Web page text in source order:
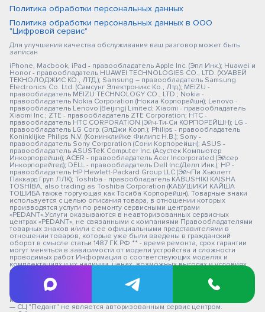
Политика обработки персональных данных
Политика обработки персональных данных в ООО
"Цифровой сервис"
Для улучшения качества обслуживания ваш разговор может быть
записан
iPhone, Macbook, iPad - правообладатель Apple Inc. (Эпл Инк.); Huawei и
Honor - правообладатель HUAWEI TECHNOLOGIES CO., LTD. (ХУАВЕЙ
ТЕКНОЛОДЖИС КО., ЛТД.); Samsung – правообладатель Samsung
Electronics Co. Ltd. (Самсунг Электроникс Ко., Лтд.); MEIZU -
правообладатель MEIZU TECHNOLOGY CO., LTD.; Nokia -
правообладатель Nokia Corporation (Нокиа Корпорейшн); Lenovo -
правообладатель Lenovo (Beijing) Limited; Xiaomi - правообладатель
Xiaomi Inc.; ZTE - правообладатель ZTE Corporation; HTC -
правообладатель HTC CORPORATION (Эйч-Ти-Си КОРПОРЕЙШН); LG -
правообладатель LG Corp. (ЭлДжи Корп.); Philips - правообладатель
Koninklijke Philips N.V. (Конинклийке Филипс Н.В.); Sony -
правообладатель Sony Corporation (Сони Корпорейшн); ASUS -
правообладатель ASUSTeK Computer Inc. (Асустек Компьютер
Инкорпорейшн); ACER - правообладатель Acer Incorporated (Эйсер
Инкорпорейтед); DELL - правообладатель Dell Inc.(Делл Инк.); HP -
правообладатель HP Hewlett-Packard Group LLC (ЭйчПи Хьюлетт
Паккард Груп ЛЛК); Toshiba - правообладатель KABUSHIKI KAISHA
TOSHIBA, also trading as Toshiba Corporation (КАБУШИКИ КАЙША
ТОШИБА также торгующая как Тосиба Корпорейшн). Товарные знаки
используется с целью описания товара, в отношении которых
производятся услуги по ремонту сервисными центрами
«PEDANT».Услуги оказываются в неавторизованных сервисных
центрах «PEDANT», не связанными с компаниями Правообладателями
товарных знаков и/или с ее официальными представителями в
отношении товаров, которые уже были введены в гражданский
оборот в смысле статьи 1487 ГК РФ ** - время ремонта, срок гарантии
могут меняться в зависимости от модели устройства и сложности
проводимых работ Информация о соответствующих моделях и
комплектациях и их наличии, ценах, возможных выгодах и условиях
приобретения доступна в сервисных центрах Pedant.ru. Не является
публичной офертой. Оферта на сервисное обслуживание
Застрахованного имущества
— СЦ не является уполномоченной организацией продавца,
импортера, изготовителя.
— СЦ "Педант" не является авторизованным сервис центром.